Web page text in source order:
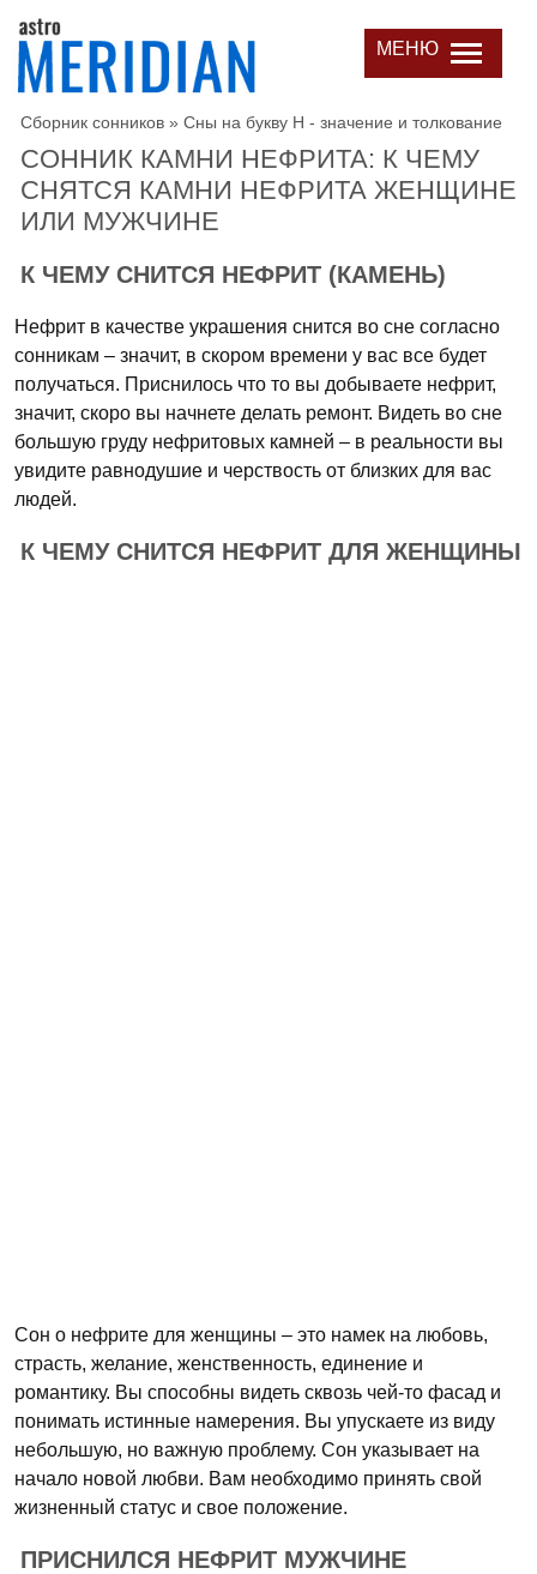
МЕНЮ
Сборник сонников » Сны на букву Н - значение и толкование
СОННИК КАМНИ НЕФРИТА: К ЧЕМУ
СНЯТСЯ КАМНИ НЕФРИТА ЖЕНЩИНЕ
ИЛИ МУЖЧИНЕ
К ЧЕМУ СНИТСЯ НЕФРИТ (КАМЕНЬ)
Нефрит в качестве украшения снится во сне согласно
сонникам – значит, в скором времени у вас все будет
получаться. Приснилось что то вы добываете нефрит,
значит, скоро вы начнете делать ремонт. Видеть во сне
большую груду нефритовых камней – в реальности вы
увидите равнодушие и черствость от близких для вас
людей.
К ЧЕМУ СНИТСЯ НЕФРИТ ДЛЯ ЖЕНЩИНЫ
Сон о нефрите для женщины – это намек на любовь,
страсть, желание, женственность, единение и
романтику. Вы способны видеть сквозь чей-то фасад и
понимать истинные намерения. Вы упускаете из виду
небольшую, но важную проблему. Сон указывает на
начало новой любви. Вам необходимо принять свой
жизненный статус и свое положение.
ПРИСНИЛСЯ НЕФРИТ МУЖЧИНЕ